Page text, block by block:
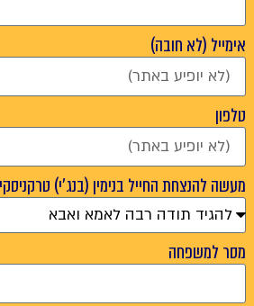
אימייל (לא חובה)
טלפון
מעשה להנצחת החייל בנימין (בנג'י)
מסר למשפחה